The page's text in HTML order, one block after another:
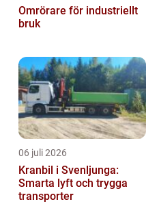
Omrörare för industriellt
bruk
06 juli 2026
Kranbil i Svenljunga:
Smarta lyft och trygga
transporter